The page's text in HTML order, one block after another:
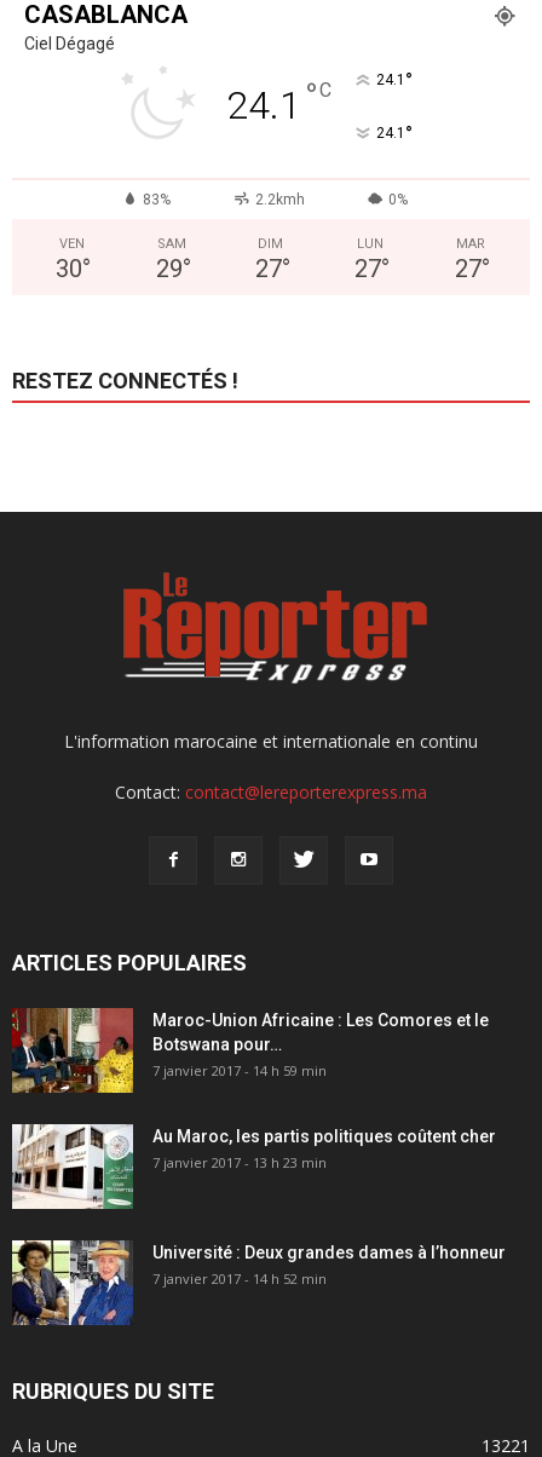
CASABLANCA
Ciel Dégagé
24.1 °C 24.1 °
24.1 °
83% 2.2kmh 0%
VEN
30°
SAM
29°
DIM
27°
LUN
27°
MAR
27°
RESTEZ CONNECTÉS !
L'information marocaine et internationale en continu
Contact: contact@lereporterexpress.ma
ARTICLES POPULAIRES
Maroc-Union Africaine : Les Comores et le
Botswana pour…
7 janvier 2017 - 14 h 59 min
Au Maroc, les partis politiques coûtent cher
7 janvier 2017 - 13 h 23 min
Université : Deux grandes dames à l’honneur
7 janvier 2017 - 14 h 52 min
RUBRIQUES DU SITE
A la Une 13221